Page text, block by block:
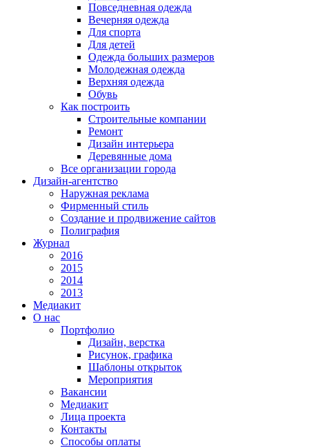
Повседневная одежда
Вечерняя одежда
Для спорта
Для детей
Одежда больших размеров
Молодежная одежда
Верхняя одежда
Обувь
Как построить
Строительные компании
Ремонт
Дизайн интерьера
Деревянные дома
Все организации города
Дизайн-агентство
Наружная реклама
Фирменный стиль
Создание и продвижение сайтов
Полиграфия
Журнал
2016
2015
2014
2013
Медиакит
О нас
Портфолио
Дизайн, верстка
Рисунок, графика
Шаблоны открыток
Мероприятия
Вакансии
Медиакит
Лица проекта
Контакты
Способы оплаты